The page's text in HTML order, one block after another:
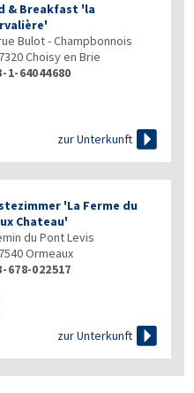
& Breakfast 'la
Bulot - Champbonnois
Choisy en Brie
1-64044680
zur Unterkunft 
'La Ferme du
Chateau'
du Pont Levis
Ormeaux
678-022517
zur Unterkunft 